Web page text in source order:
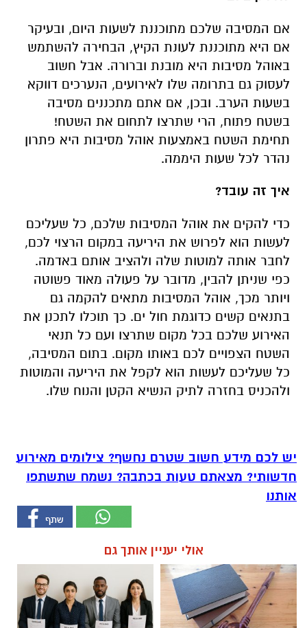
אם המסיבה שלכם מתוכננת לשעות היום, ובעיקר
אם היא מתוכננת לעונת הקיץ, הבחירה להשתמש
באוהל מסיבות היא מובנת וברורה. אבל חשוב
לעסוק גם בתרומה שלו לאירועים, הנערכים דווקא
בשעות הערב. ובכן, אם אתם מתכננים מסיבה
בשטח פתוח, הרי שתרצו לתחום את השטח!
תחימת השטח באמצעות אוהל מסיבות היא פתרון
נהדר לכל שעות היממה.
איך זה עובד?
כדי להקים את אוהל המסיבות שלכם, כל שעליכם
לעשות הוא לפרוש את היריעה במקום הרצוי לכם,
לחבר אותה למוטות שלה ולהציב אותם באדמה.
כפי שניתן להבין, מדובר על פעולה מאוד פשוטה
ויותר מכך, אוהל המסיבות מתאים להקמה גם
בתנאים קשים כדוגמת חול ים. כך תוכלו לתכנן את
האירוע שלכם בכל מקום שתרצו ועם כל תנאי
השטח הצפויים לכם באותו מקום. בתום המסיבה,
כל שעליכם לעשות הוא לקפל את היריעה והמוטות
ולהכניס בחזרה לתיק הנשיא הקטן והנוח שלו.
יש לכם מידע חשוב שטרם נחשף? צילומים מאירוע
חדשותי? מצאתם טעות בכתבה? נשמח שתשתפו
אותנו
אולי יעניין אותך גם